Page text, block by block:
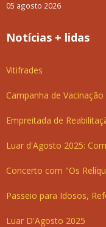
05 agosto 2026
Notícias + lidas
Vitifrades
Campanha de
Empreitada de
Luar d'Agosto 2025:
Concerto com "Os
Passeio para Idosos,
Luar D'Agosto 2025